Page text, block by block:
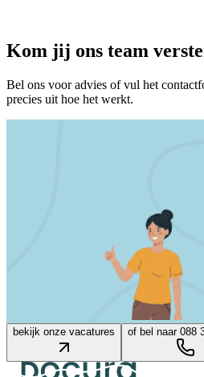
Kom jij ons team
Bel ons voor advies of vul het
precies uit hoe het werkt.
bekijk onze vacatures of bel